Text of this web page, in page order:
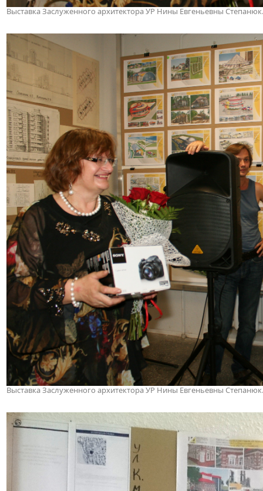
Выставка Заслуженного архитектора УР Нины Евгеньевны
Выставка Заслуженного архитектора УР Нины Евгеньевны